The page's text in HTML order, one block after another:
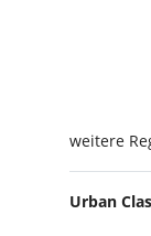
weitere
Urban